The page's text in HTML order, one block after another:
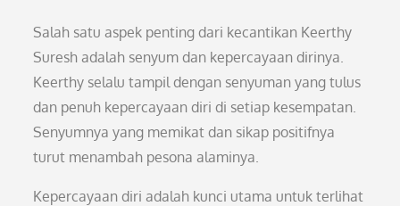
Salah satu aspek penting dari kecantikan Keerthy
Suresh adalah senyum dan kepercayaan dirinya.
Keerthy selalu tampil dengan senyuman yang tulus
dan penuh kepercayaan diri di setiap kesempatan.
Senyumnya yang memikat dan sikap positifnya
turut menambah pesona alaminya.
Kepercayaan diri adalah kunci utama untuk terlihat